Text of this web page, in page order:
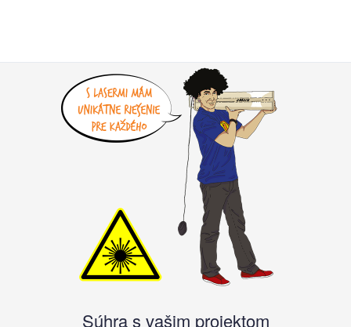
Súhra s vašim projektom